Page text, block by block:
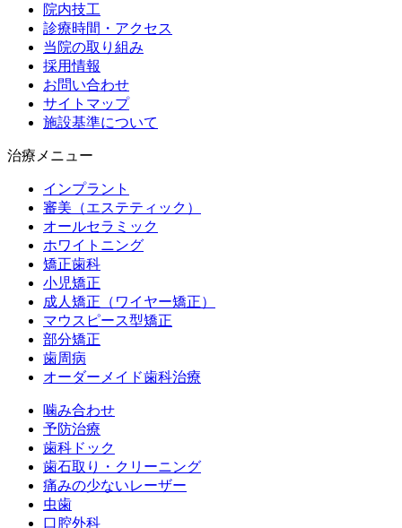
院内技工
診療時間・アクセス
当院の取り組み
採用情報
お問い合わせ
サイトマップ
施設基準について
治療メニュー
インプラント
審美（エステティック）
オールセラミック
ホワイトニング
矯正歯科
小児矯正
成人矯正（ワイヤー矯正）
マウスピース型矯正
部分矯正
歯周病
オーダーメイド歯科治療
噛み合わせ
予防治療
歯科ドック
歯石取り・クリーニング
痛みの少ないレーザー
虫歯
口腔外科